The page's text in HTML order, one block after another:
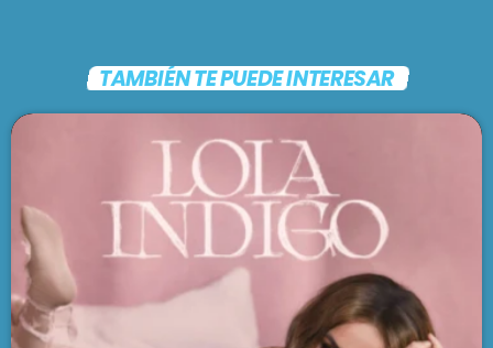
TAMBIÉN TE PUEDE INTERESAR